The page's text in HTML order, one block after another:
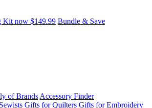
Kit now $149.99 Bundle & Save
of Brands Accessory Finder
Gifts for Quilters Gifts for Embroidery